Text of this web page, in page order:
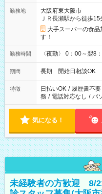
勤務地
大阪府東大阪市
ＪＲ長瀬駅から徒歩15
大手スーパーの食
す！
勤務時間 〈夜勤〉 0：00～翌8
期間 長期 開始日相談OK
特徴 日払いOK / 履歴書不要
務 / 電話対応なし / パ
気になる！
未経験者の方歓迎